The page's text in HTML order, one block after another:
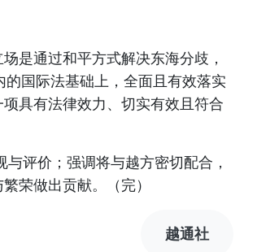
是通过和平方式解决东海分歧，
国际法基础上，全面且有效落实
具有法律效力、切实有效且符合
评价；强调将与越方密切配合，
荣做出贡献。（完）
越通社